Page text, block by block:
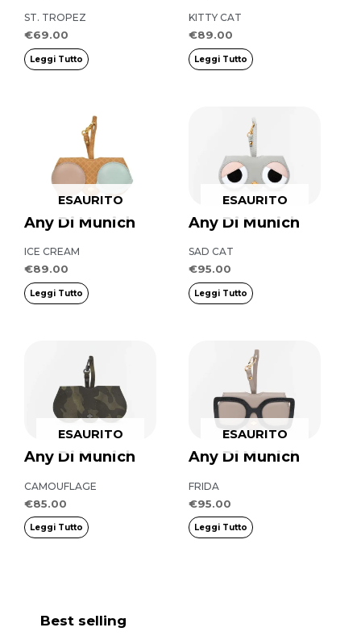
ST. TROPEZ
€69.00
Leggi Tutto
KITTY CAT
€89.00
Leggi Tutto
Any Di Munich
ESAURITO
ICE CREAM
€89.00
Leggi Tutto
Any Di Munich
ESAURITO
SAD CAT
€95.00
Leggi Tutto
Any Di Munich
ESAURITO
CAMOUFLAGE
€85.00
Leggi Tutto
Any Di Munich
ESAURITO
FRIDA
€95.00
Leggi Tutto
Best selling